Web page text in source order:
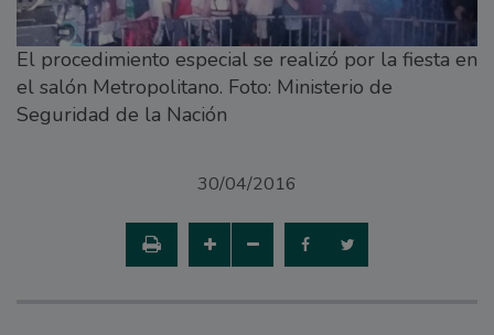
El procedimiento especial se realizó por la fiesta en
el salón Metropolitano. Foto: Ministerio de
Seguridad de la Nación
30/04/2016